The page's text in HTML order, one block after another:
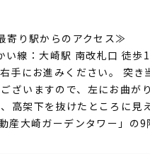
寄り駅からのアクセス≫
い線：大崎駅 南改札口 徒歩
手にお進みください。 突き
ざいますので、左にお曲が
高架下を抜けたところに見
産大崎ガーデンタワー」の9